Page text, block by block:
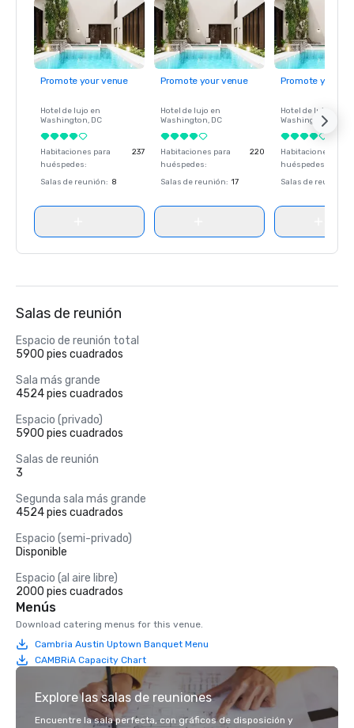
Promote your venue
Hotel de lujo en
Washington, DC
Habitaciones para
huéspedes:
237
Salas de reunión: 8
Promote your venue
Hotel de lujo en
Washington, DC
Habitaciones para
huéspedes:
220
Salas de reunión: 17
Promote your
Hotel de lujo en
Washington
Habitaciones para
huéspedes
Salas de reunión
Salas de reunión
Espacio de reunión total
5900 pies cuadrados
Sala más grande
4524 pies cuadrados
Espacio (privado)
5900 pies cuadrados
Salas de reunión
3
Segunda sala más grande
4524 pies cuadrados
Espacio (semi-privado)
Disponible
Espacio (al aire libre)
2000 pies cuadrados
Menús
Download catering menus for this venue.
Cambria Austin Uptown Banquet Menu
CAMBRiA Capacity Chart
Explore las salas de reuniones
Encuentre la sala perfecta, con gráficos de disposición y